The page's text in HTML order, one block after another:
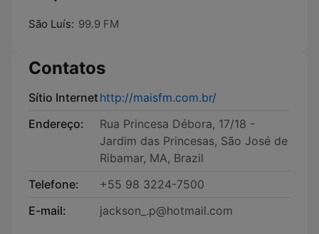
São Luís: 99.9 FM
Contatos
Sítio Internethttp://maisfm.com.br/
Endereço:
Rua Princesa Débora, 17/18 -
Jardim das Princesas, São José de
Ribamar, MA, Brazil
Telefone:
+55 98 3224-7500
E-mail:
jackson_.p@hotmail.com